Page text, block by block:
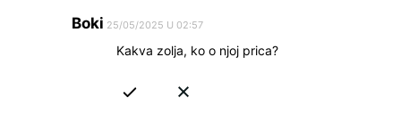
Boki 25/05/2025 U 02:57
Kakva zolja, ko o njoj prica?